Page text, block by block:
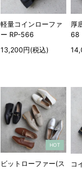
軽量コインローファ
ー RP-566
13,200円(税込)
厚
68
HOT
ビットローファー(ス
コ